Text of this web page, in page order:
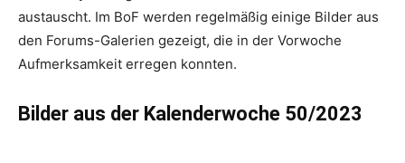
austauscht. Im BoF werden regelmäßig einige Bilder aus
den Forums-Galerien gezeigt, die in der Vorwoche
Aufmerksamkeit erregen konnten.
Bilder aus der Kalenderwoche 50/2023